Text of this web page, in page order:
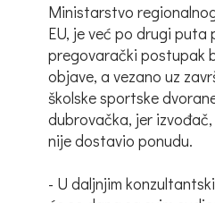
Ministarstvo
EU, je već po drugi
pregovarački postupak
objave, a vezano uz
školske sportske
dubrovačka, jer
nije dostavio ponudu.
- U daljnjim